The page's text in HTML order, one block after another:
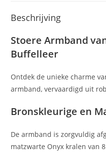
Beschrijving
Stoere Armband
Buffelleer
Ontdek de unieke charme
armband, vervaardigd uit
Bronskleurige en
De armband is zorgvuldig
matzwarte Onyx kralen van